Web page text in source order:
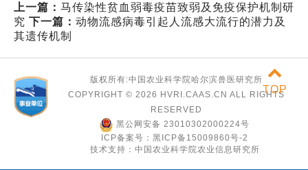
上一篇： 马传染性贫血弱毒疫苗致弱及免疫保护机制研
究 下一篇： 动物流感病毒引起人流感大流行的潜力及
其遗传机制
版权所有:中国农业科学院哈尔滨兽医研究所
COPYRIGHT © 2026 HVRI.CAAS.CN ALL RIGHTS
RESERVED
黑公网安备 23010302000224号
ICP备案号：黑ICP备15009860号-2
技术支持：中国农业科学院农业信息研究所
TOP